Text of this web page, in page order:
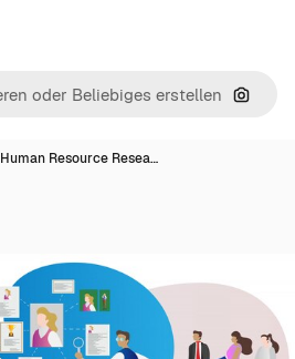
Nach
Human Resource Resea…